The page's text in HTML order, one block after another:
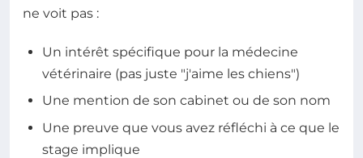
ne voit pas :
Un intérêt spécifique pour la médecine
vétérinaire (pas juste "j'aime les chiens")
Une mention de son cabinet ou de son nom
Une preuve que vous avez réfléchi à ce que le
stage implique